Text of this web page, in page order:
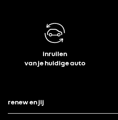
inruilen
van je huidige auto
renew en jij